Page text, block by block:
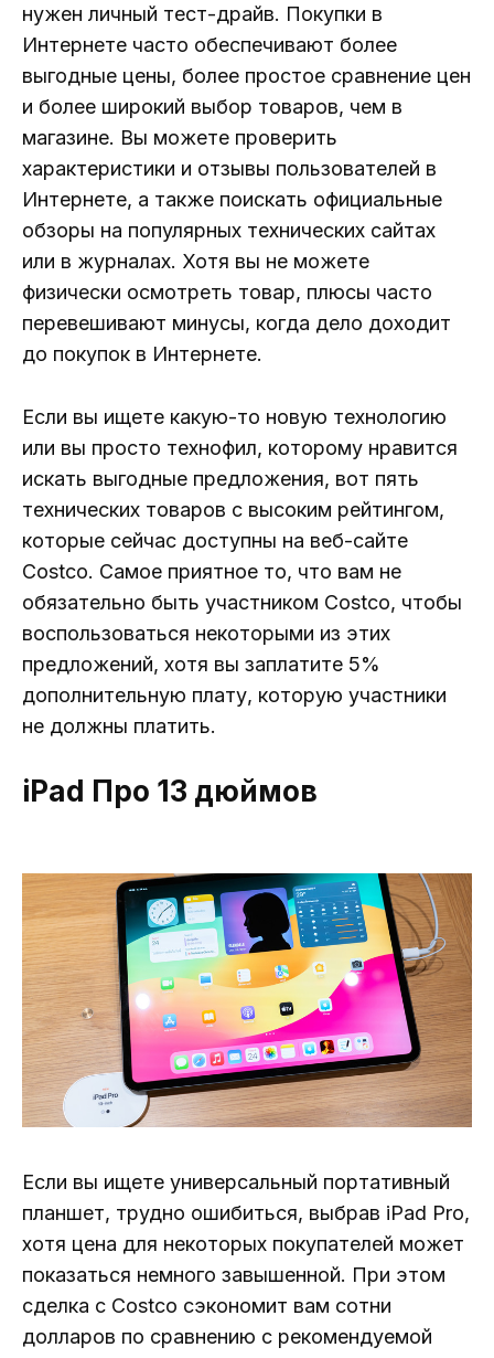
нужен личный тест-драйв. Покупки в
Интернете часто обеспечивают более
выгодные цены, более простое сравнение цен
и более широкий выбор товаров, чем в
магазине. Вы можете проверить
характеристики и отзывы пользователей в
Интернете, а также поискать официальные
обзоры на популярных технических сайтах
или в журналах. Хотя вы не можете
физически осмотреть товар, плюсы часто
перевешивают минусы, когда дело доходит
до покупок в Интернете.
Если вы ищете какую-то новую технологию
или вы просто технофил, которому нравится
искать выгодные предложения, вот пять
технических товаров с высоким рейтингом,
которые сейчас доступны на веб-сайте
Costco. Самое приятное то, что вам не
обязательно быть участником Costco, чтобы
воспользоваться некоторыми из этих
предложений, хотя вы заплатите 5%
дополнительную плату, которую участники
не должны платить.
iPad Про 13 дюймов
Если вы ищете универсальный портативный
планшет, трудно ошибиться, выбрав iPad Pro,
хотя цена для некоторых покупателей может
показаться немного завышенной. При этом
сделка с Costco сэкономит вам сотни
долларов по сравнению с рекомендуемой